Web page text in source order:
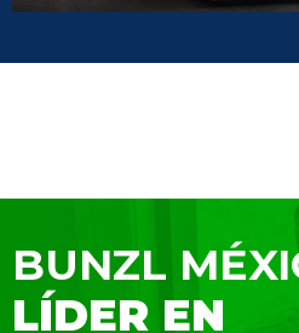
BUNZL
LÍDER EN